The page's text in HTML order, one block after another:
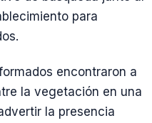
para
encontraron a
la vegetación en una
la presencia